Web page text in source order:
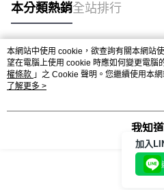
本分類熱銷全站排行
熱門標籤
本網站中使用 cookie，欲查詢有關本網站
望在電腦上使用 cookie 時應如何變更電腦
權條款 」之 Cookie 聲明。您繼續使用本
用條款之 Cookie 聲明使用 cookie。
了解更多 >
我知